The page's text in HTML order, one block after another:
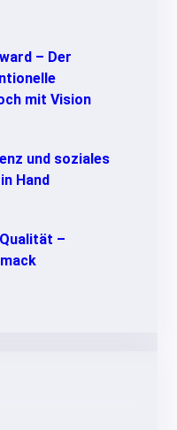
– Der
mit Vision
und soziales
Hand
–